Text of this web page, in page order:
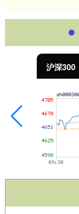
沪深300